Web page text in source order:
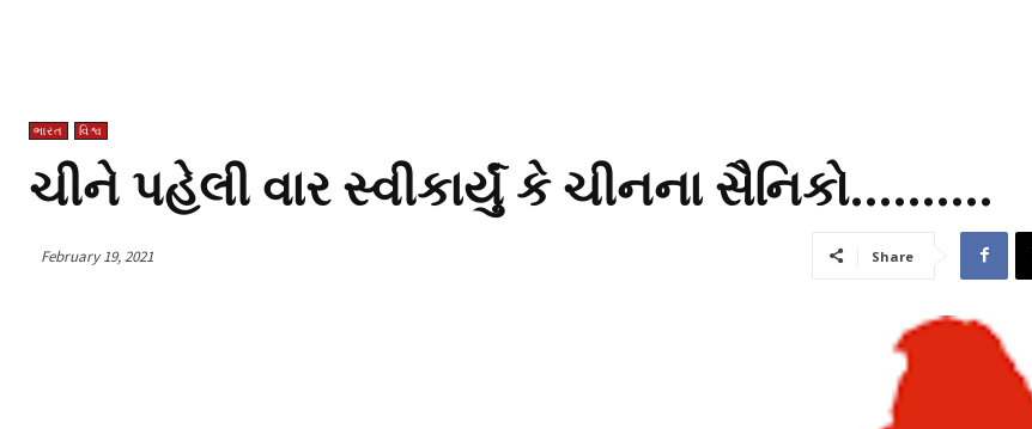
ભારત વિશ્વ
ચીને પહેલી વાર સ્વીકાર્યું કે ચીનના સૈનિકો……….
February 19, 2021 Share